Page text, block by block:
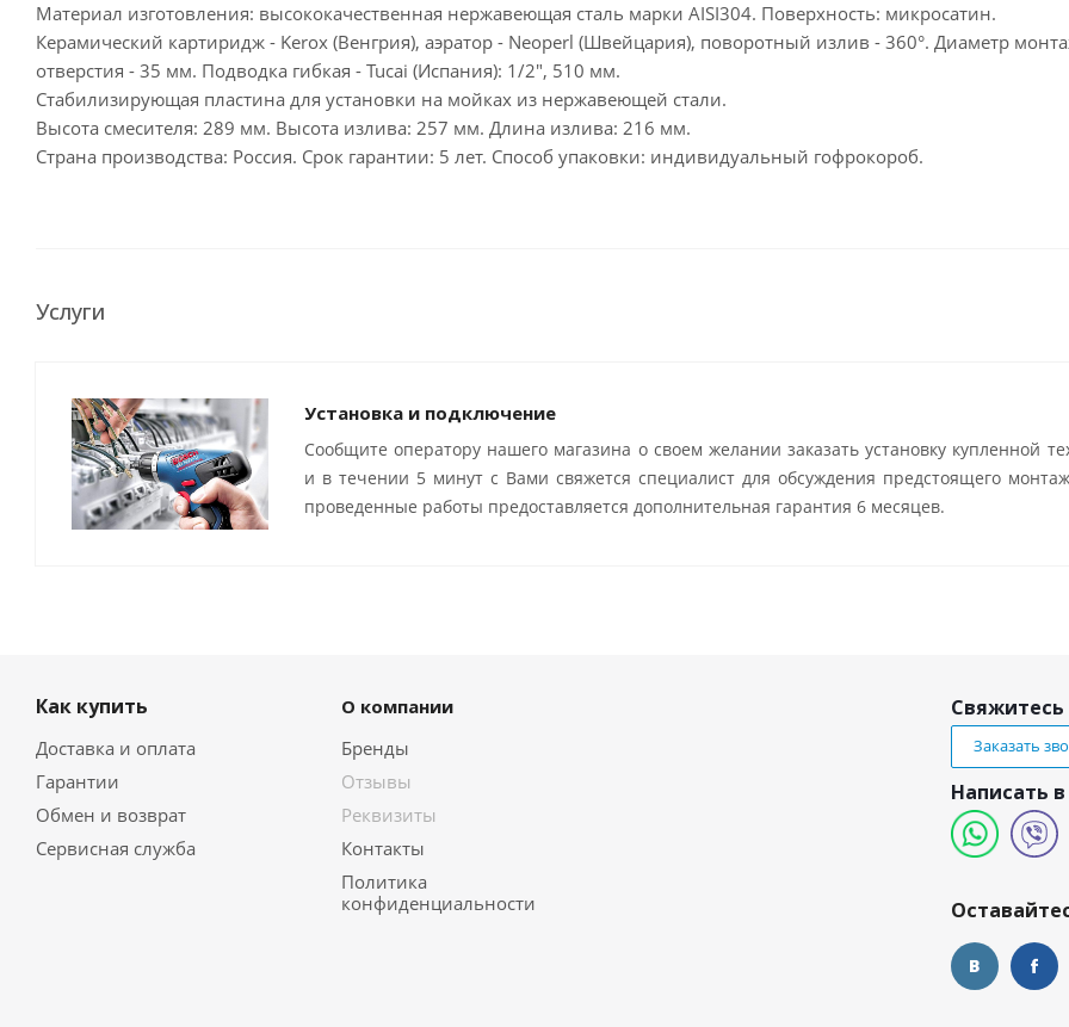
Материал изготовления: высококачественная нержавеющая сталь марки AISI304. Поверхность: микросатин.
Керамический картиридж - Kerox (Венгрия), аэратор - Neoperl (Швейцария), поворотный излив - 360°. Диаметр
отверстия - 35 мм. Подводка гибкая - Tucai (Испания): 1/2", 510 мм.
Стабилизирующая пластина для установки на мойках из нержавеющей стали.
Высота смесителя: 289 мм. Высота излива: 257 мм. Длина излива: 216 мм.
Страна производства: Россия. Срок гарантии: 5 лет. Способ упаковки: индивидуальный гофрокороб.
Услуги
Установка и подключение
Сообщите оператору нашего магазина о своем желании заказать установку купленной
и в течении 5 минут с Вами свяжется специалист для обсуждения предстоящего
проведенные работы предоставляется дополнительная гарантия 6 месяцев.
Как купить
Доставка и оплата
Гарантии
Обмен и возврат
Сервисная служба
О компании
Бренды
Отзывы
Реквизиты
Контакты
Политика
конфиденциальности
Свяжитесь
Заказать
Написать